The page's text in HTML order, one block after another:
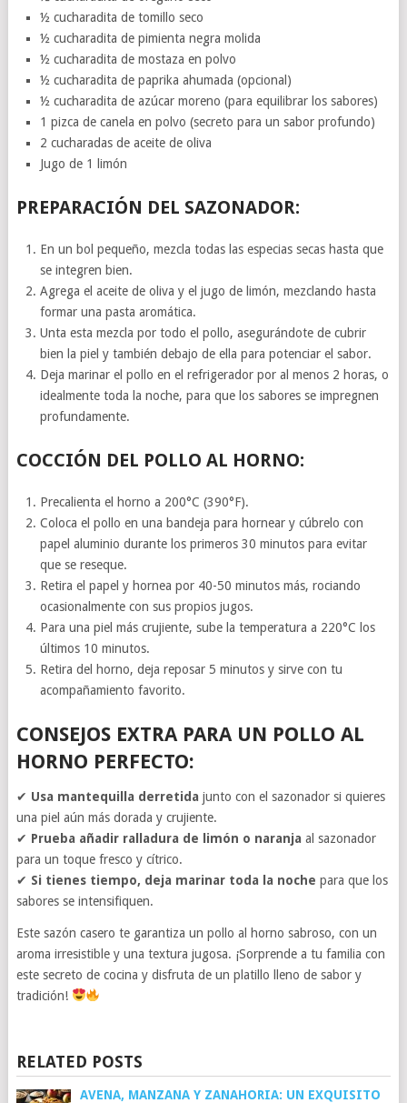
½ cucharadita de tomillo seco
½ cucharadita de pimienta negra molida
½ cucharadita de mostaza en polvo
½ cucharadita de paprika ahumada (opcional)
½ cucharadita de azúcar moreno (para equilibrar los sabores)
1 pizca de canela en polvo (secreto para un sabor profundo)
2 cucharadas de aceite de oliva
Jugo de 1 limón
PREPARACIÓN DEL SAZONADOR:
En un bol pequeño, mezcla todas las especias secas hasta que
se integren bien.
Agrega el aceite de oliva y el jugo de limón, mezclando hasta
formar una pasta aromática.
Unta esta mezcla por todo el pollo, asegurándote de cubrir
bien la piel y también debajo de ella para potenciar el sabor.
Deja marinar el pollo en el refrigerador por al menos 2 horas, o
idealmente toda la noche, para que los sabores se impregnen
profundamente.
COCCIÓN DEL POLLO AL HORNO:
Precalienta el horno a 200°C (390°F).
Coloca el pollo en una bandeja para hornear y cúbrelo con
papel aluminio durante los primeros 30 minutos para evitar
que se reseque.
Retira el papel y hornea por 40-50 minutos más, rociando
ocasionalmente con sus propios jugos.
Para una piel más crujiente, sube la temperatura a 220°C los
últimos 10 minutos.
Retira del horno, deja reposar 5 minutos y sirve con tu
acompañamiento favorito.
CONSEJOS EXTRA PARA UN POLLO AL
HORNO PERFECTO:
✔ Usa mantequilla derretida junto con el sazonador si quieres
una piel aún más dorada y crujiente.
✔ Prueba añadir ralladura de limón o naranja al sazonador
para un toque fresco y cítrico.
✔ Si tienes tiempo, deja marinar toda la noche para que los
sabores se intensifiquen.
Este sazón casero te garantiza un pollo al horno sabroso, con un
aroma irresistible y una textura jugosa. ¡Sorprende a tu familia con
este secreto de cocina y disfruta de un platillo lleno de sabor y
tradición!
RELATED POSTS
AVENA, MANZANA Y ZANAHORIA: UN EXQUISITO